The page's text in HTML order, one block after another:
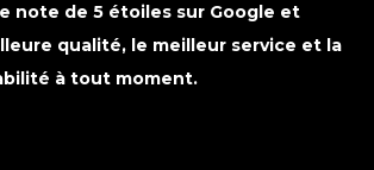
note de 5 étoiles sur Google et
qualité, le meilleur service et la
à tout moment.